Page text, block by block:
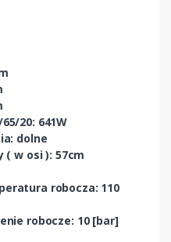
20: 641W
dolne
( w osi ): 57cm
robocza: 110
robocze: 10 [bar]